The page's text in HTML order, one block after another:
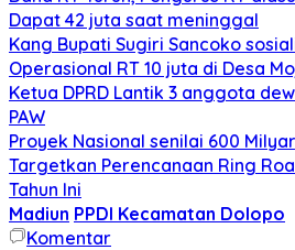
Dapat 42 juta saat meninggal
Kang Bupati Sugiri Sancoko
Operasional RT 10 juta di Desa
Ketua DPRD Lantik 3 anggota
PAW
Proyek Nasional senilai 600
Targetkan Perencanaan Ring
Tahun Ini
Madiun PPDI Kecamatan Dolopo
Komentar